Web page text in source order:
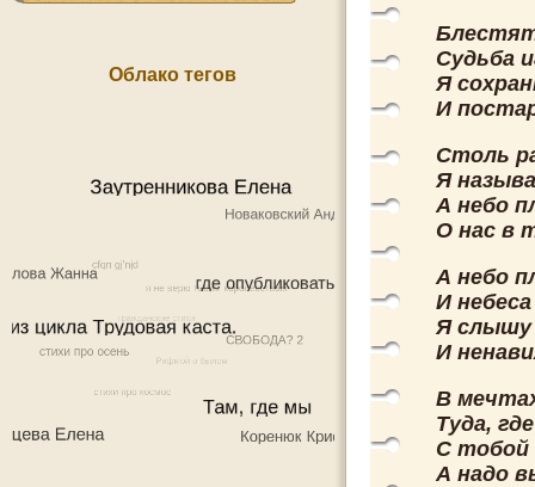
Облако тегов
Блестят
Судьба
Я
И
Столь
Я
А небо
О нас в
А небо
И
Я слышу
И
В
Туда,
С тобой
А надо